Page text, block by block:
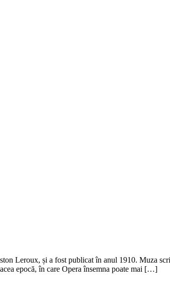
Leroux, și a fost publicat în anul 1910. Muza
epocă, în care Opera însemna poate mai […]